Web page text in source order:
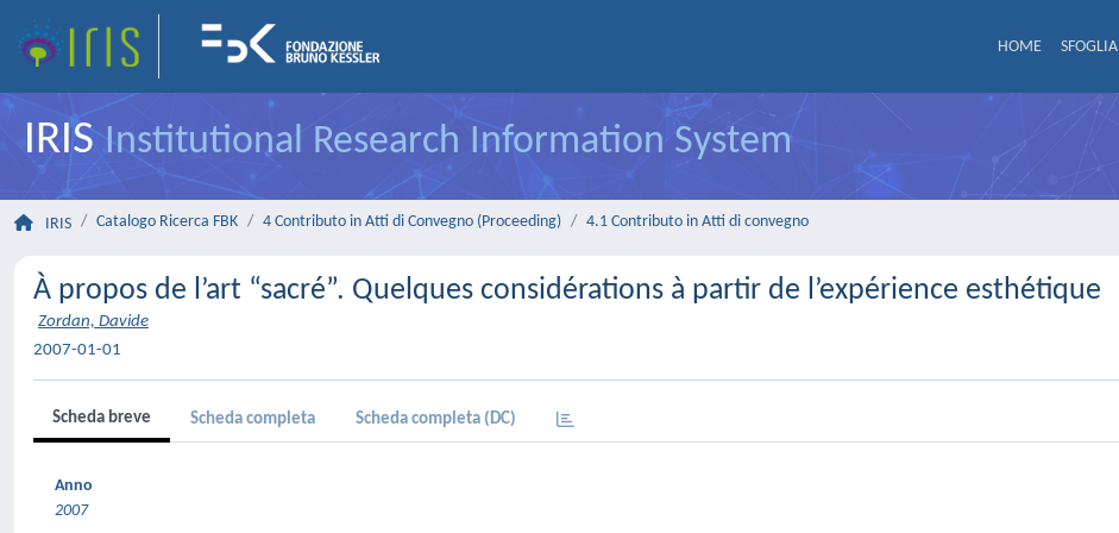
HOME SFOGLIA
IRISInstitutional Research Information System
IRIS Catalogo Ricerca FBK 4 Contributo in Atti di Convegno (Proceeding) 4.1 Contributo in Atti di convegno
À propos de l’art “sacré”. Quelques considérations à partir de l’expérience esthétique
Zordan, Davide
2007-01-01
Scheda breve Scheda completa Scheda completa (DC)
Anno
2007